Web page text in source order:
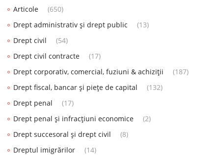
Articole
(650)
Drept administrativ și drept public
(13)
Drept civil
(54)
Drept civil contracte
(17)
Drept corporativ, comercial, fuziuni & achiziții
(187)
Drept fiscal, bancar și piețe de capital
(132)
Drept penal
(17)
Drept penal și infracțiuni economice
(2)
Drept succesoral și drept civil
(8)
Dreptul imigrărilor
(14)